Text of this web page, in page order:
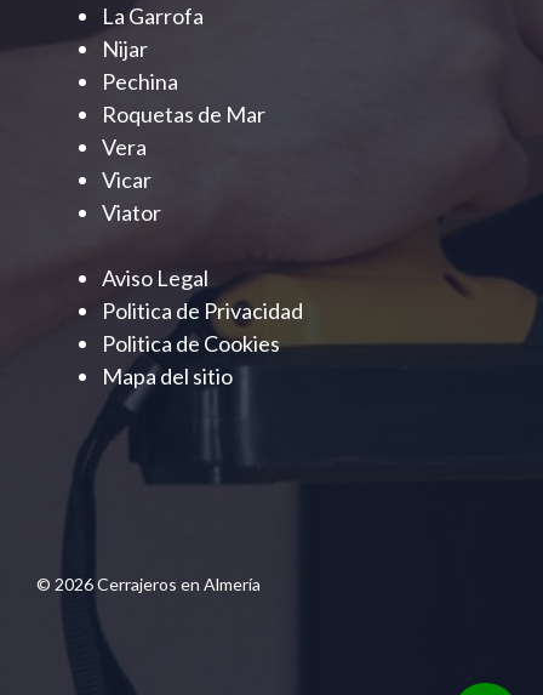
La Garrofa
Nijar
Pechina
Roquetas de Mar
Vera
Vicar
Viator
Aviso Legal
Politica de Privacidad
Politica de Cookies
Mapa del sitio
© 2026 Cerrajeros en Almería